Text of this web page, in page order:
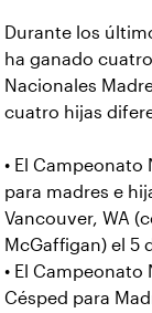
Durante los
ha ganado
Nacionales
cuatro hijas
• El
para madres e
Vancouver, WA
McGaffigan) el 5
• El Campeonato
Césped para